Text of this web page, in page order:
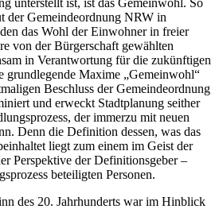
unterstellt ist, ist das Gemeinwohl. So
der Gemeindeordnung NRW in
das Wohl der Einwohner in freier
von der Bürgerschaft gewählten
in Verantwortung für die zukünftigen
grundlegende Maxime „Gemeinwohl“
Beschluss der Gemeindeordnung
und erweckt Stadtplanung seither
der immerzu mit neuen
Denn die Definition dessen, was das
liegt zum einem im Geist der
Perspektive der Definitionsgeber –
beteiligten Personen.
des 20. Jahrhunderts war im Hinblick